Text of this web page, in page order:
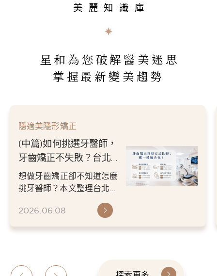
美麗知識庫
星和為您破解醫美迷思
掌握最新變美趨勢
隱適美隱形矯正
(中篇)如何挑選牙醫師，
牙齒矯正不失敗？台北／
新竹牙醫推薦指南
想做牙齒矯正卻不知道怎麼
挑牙醫師？本文整理台北／
醫師經驗、數位檢查、矯正
2026.06.08